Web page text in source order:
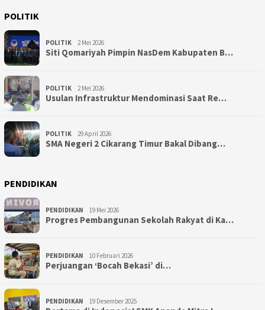
POLITIK
POLITIK 2 Mei 2026
Siti Qomariyah Pimpin NasDem Kabupaten B…
POLITIK 2 Mei 2026
Usulan Infrastruktur Mendominasi Saat Re…
POLITIK 29 April 2026
SMA Negeri 2 Cikarang Timur Bakal Dibang…
PENDIDIKAN
PENDIDIKAN 19 Mei 2026
Progres Pembangunan Sekolah Rakyat di Ka…
PENDIDIKAN 10 Februari 2026
Perjuangan ‘Bocah Bekasi’ di…
PENDIDIKAN 19 Desember 2025